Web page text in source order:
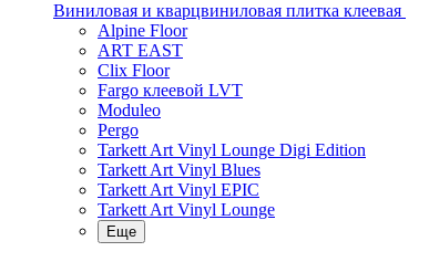
Виниловая и кварцвиниловая плитка клеевая
Alpine Floor
ART EAST
Clix Floor
Fargo клеевой LVT
Moduleo
Pergo
Tarkett Art Vinyl Lounge Digi Edition
Tarkett Art Vinyl Blues
Tarkett Art Vinyl EPIC
Tarkett Art Vinyl Lounge
Еще